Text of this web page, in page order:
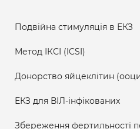
Подвійна стимуляція в ЕКЗ
Метод ІКСІ (ICSI)
Донорство яйцеклітин
ЕКЗ для ВІЛ-інфікованих
Збереження фертильності